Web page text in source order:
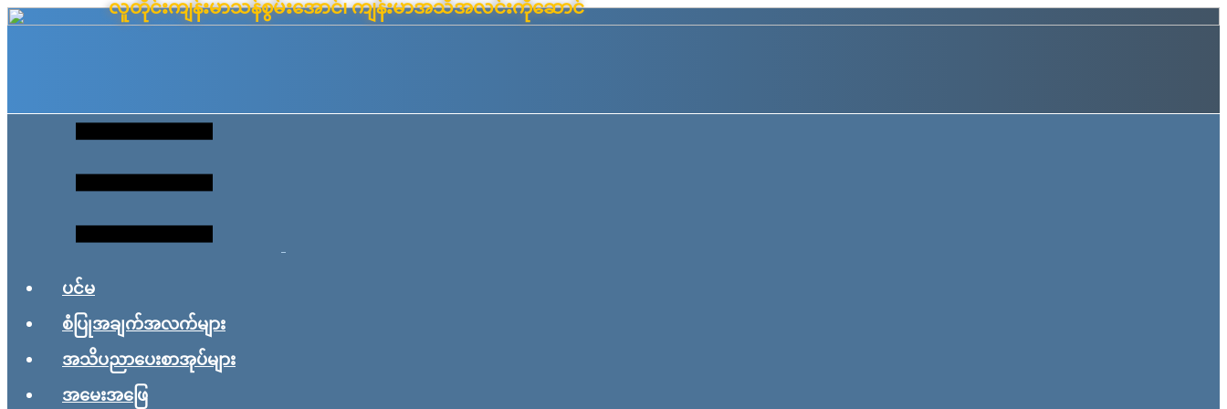
Skip
လူတိုင်းကျန်းမာသန်စွမ်းအောင်၊ ကျန်းမာအသိအလင်းကိုဆောင်
ပင်မ
စံပြုအချက်အလက်များ
အသိပညာပေးစာအုပ်များ
အမေးအဖြေ